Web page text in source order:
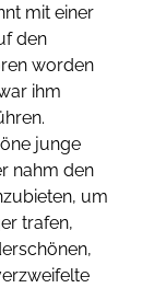
mit einer
den
worden
ihm
junge
nahm den
um
trafen,